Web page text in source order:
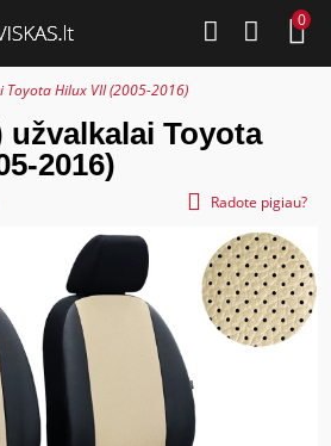
0
Toyota Hilux VII (2005-2016)
užvalkalai Toyota
2016)
Radote pigiau?